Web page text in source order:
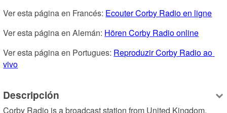
Ver esta página en Francés: Ecouter Corby Radio en ligne
Ver esta página en Alemán: Hören Corby Radio online
Ver esta página en Portugues: Reproduzir Corby Radio ao
vivo
Descripción
Corby Radio is a broadcast station from United Kingdom,